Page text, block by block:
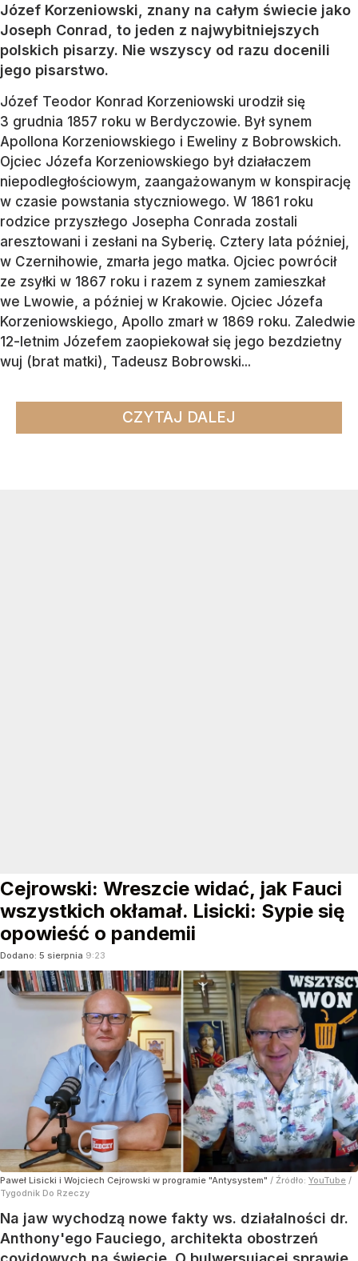
Józef Korzeniowski, znany na całym świecie jako
Joseph Conrad, to jeden z najwybitniejszych
polskich pisarzy. Nie wszyscy od razu docenili
jego pisarstwo.
Józef Teodor Konrad Korzeniowski urodził się
3 grudnia 1857 roku w Berdyczowie. Był synem
Apollona Korzeniowskiego i Eweliny z Bobrowskich.
Ojciec Józefa Korzeniowskiego był działaczem
niepodległościowym, zaangażowanym w konspirację
w czasie powstania styczniowego. W 1861 roku
rodzice przyszłego Josepha Conrada zostali
aresztowani i zesłani na Syberię. Cztery lata później,
w Czernihowie, zmarła jego matka. Ojciec powrócił
ze zsyłki w 1867 roku i razem z synem zamieszkał
we Lwowie, a później w Krakowie. Ojciec Józefa
Korzeniowskiego, Apollo zmarł w 1869 roku. Zaledwie
12-letnim Józefem zaopiekował się jego bezdzietny
wuj (brat matki), Tadeusz Bobrowski...
CZYTAJ DALEJ
Cejrowski: Wreszcie widać, jak Fauci
wszystkich okłamał. Lisicki: Sypie się
opowieść o pandemii
Dodano: 5 sierpnia 9:23
Paweł Lisicki i Wojciech Cejrowski w programie "Antysystem" / Źródło: YouTube /
Tygodnik Do Rzeczy
Na jaw wychodzą nowe fakty ws. działalności dr.
Anthony'ego Fauciego, architekta obostrzeń